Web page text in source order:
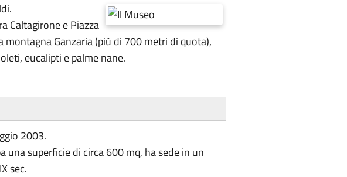
Caltagirone e Piazza
Ganzaria (più di 700 metri di quota),
eucalipti e palme nane.
2003.
una superficie di circa 600 mq, ha sede in un
sec.